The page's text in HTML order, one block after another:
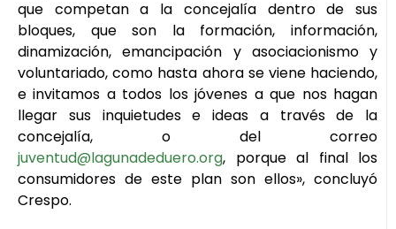
que competan a la concejalía dentro de sus
bloques, que son la formación, información,
dinamización, emancipación y asociacionismo y
voluntariado, como hasta ahora se viene haciendo,
e invitamos a todos los jóvenes a que nos hagan
llegar sus inquietudes e ideas a través de la
concejalía, o del correo
juventud@lagunadeduero.org, porque al final los
consumidores de este plan son ellos», concluyó
Crespo.